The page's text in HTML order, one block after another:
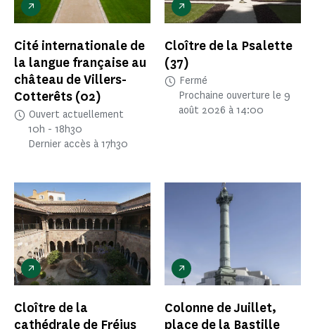
Cité internationale de
la langue française au
château de Villers-
Cotterêts (02)
Ouvert actuellement
10h - 18h30
Dernier accès à 17h30
Cloître de la Psalette
(37)
Fermé
Prochaine ouverture le 9
août 2026 à 14:00
Cloître de la
cathédrale de Fréjus
Colonne de Juillet,
place de la Bastille